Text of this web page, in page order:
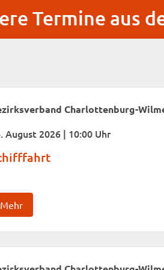
Termine aus
Charlottenburg-
August 2026 | 10:00 Uhr
Mehr